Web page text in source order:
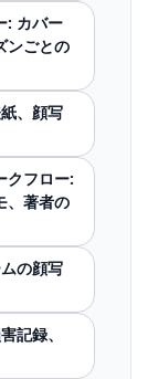
: カバー
ンごとの
、顔写
クフロー:
、著者の
の顔写
記録、